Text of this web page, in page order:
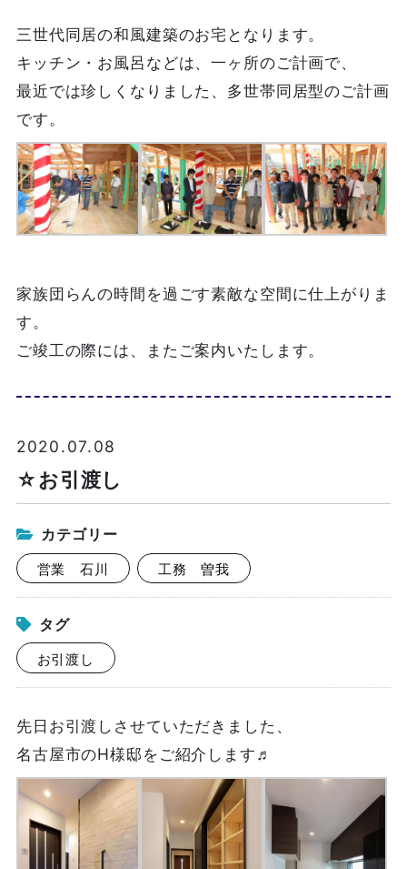
三世代同居の和風建築のお宅となります。
キッチン・お風呂などは、一ヶ所のご計画で、
最近では珍しくなりました、多世帯同居型のご計画
です。
家族団らんの時間を過ごす素敵な空間に仕上がりま
す。
ご竣工の際には、またご案内いたします。
2020.07.08
☆お引渡し
カテゴリー
営業 石川 工務 曽我
タグ
お引渡し
先日お引渡しさせていただきました、
名古屋市のH様邸をご紹介します♬